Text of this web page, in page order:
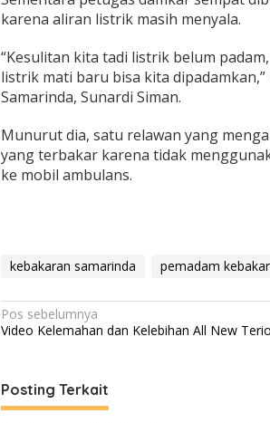
karena aliran listrik masih menyala.
“Kesulitan kita tadi listrik belum
listrik mati baru bisa kita
Samarinda, Sunardi Siman.
Munurut dia, satu relawan yang
yang terbakar karena tidak
ke mobil ambulans.
kebakaran samarinda pemadam
Navigasi
pos
Pos sebelumnya
Video Kelemahan dan Kelebihan All New
Posting Terkait